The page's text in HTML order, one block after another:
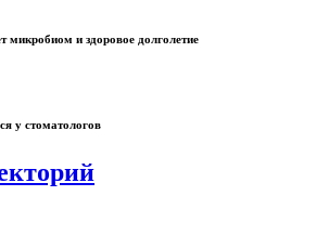
микробиом и здоровое долголетие
у стоматологов